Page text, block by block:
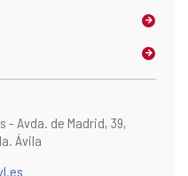
- Avda. de Madrid, 39,
Ávila